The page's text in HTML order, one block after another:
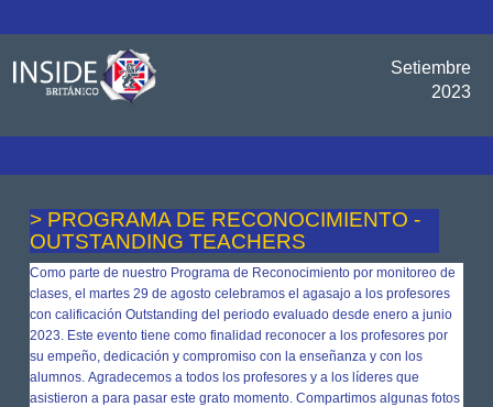
Setiembre
2023
> PROGRAMA DE RECONOCIMIENTO -
OUTSTANDING TEACHERS
Como parte de nuestro Programa de Reconocimiento por monitoreo de
clases, el martes 29 de agosto celebramos el agasajo a los profesores
con calificación Outstanding del periodo evaluado desde enero a junio
2023. Este evento tiene como finalidad reconocer a los profesores por
su empeño, dedicación y compromiso con la enseñanza y con los
alumnos. Agradecemos a todos los profesores y a los líderes que
asistieron a para pasar este grato momento. Compartimos algunas fotos